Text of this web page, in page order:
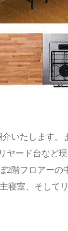
いたします
ヤード台など
2階フロアー
寝室、そして